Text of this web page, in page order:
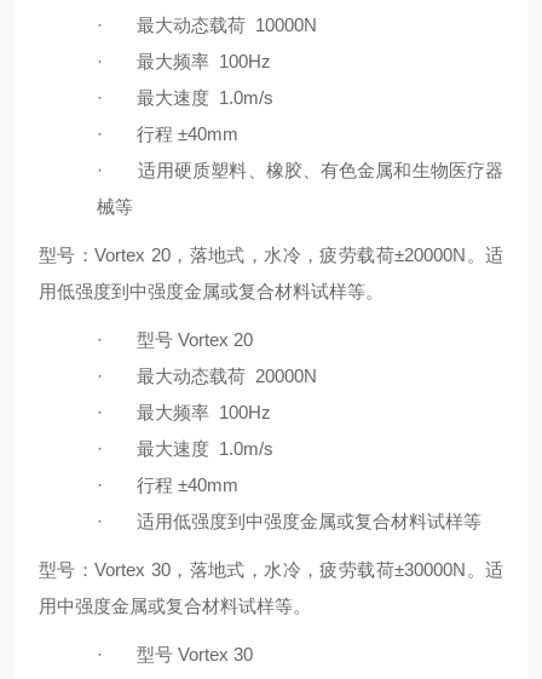
·
最大动态载荷 10000N
·
最大频率 100Hz
·
最大速度 1.0m/s
·
行程 ±40mm
·
适用硬质塑料、橡胶、有色金属和生物医疗器
械等
型号：Vortex 20，落地式，水冷，疲劳载荷±20000N。适
用低强度到中强度金属或复合材料试样等。
· 型号 Vortex 20
·
最大动态载荷 20000N
·
最大频率 100Hz
·
最大速度 1.0m/s
·
行程 ±40mm
·
适用低强度到中强度金属或复合材料试样等
型号：Vortex 30，落地式，水冷，疲劳载荷±30000N。适
用中强度金属或复合材料试样等。
· 型号 Vortex 30